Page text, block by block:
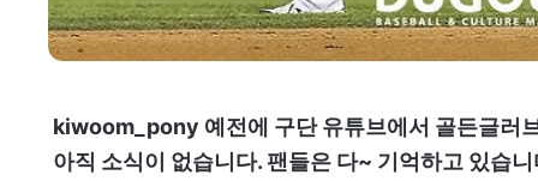
kiwoom_pony 예전에 구단 유튜브에서 골든글러
아직 소식이 없습니다. 팬들은 다~ 기억하고 있습